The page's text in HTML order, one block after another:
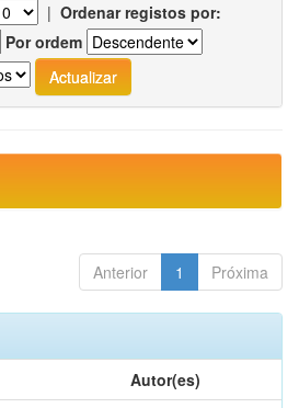
| Ordenar registos por:
Por ordem
Anterior 1 Próxima
Autor(es)